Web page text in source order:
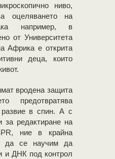
ниво,
оцеляването на
например, в
от Университета
е открита
деца, които
вродена защита
предотвратява
в спин. А с
за редактиране на
ние в крайна
да се научим да
и ДНК под контрол